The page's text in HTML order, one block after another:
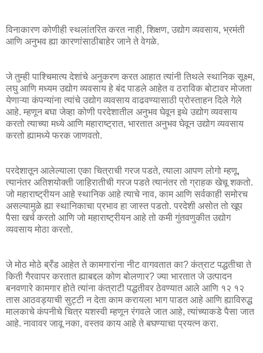
विनाकारण कोणीही स्थलांतरित करत नाही, शिक्षण, उद्योग व्यवसाय, भ्रमंती
आणि अनुभव ह्या कारणांसाठीबाहेर जाने ते वेगळे.
जे तुम्ही पाश्चिमात्य देशांचे अनुकरण करत आहात त्यांनी तिथले स्थानिक सूक्ष्म,
लघु आणि मध्यम उद्योग व्यवसाय हे बंद पाडले आहेत व ठराविक बोटावर मोजता
येणाऱ्या कंपन्यांना त्यांचे उद्योग व्यवसाय वाढवण्यासाठी प्रोस्ताहन दिले गेले
आहे. म्हणून बघा जेव्हा कोणी परदेशातील अनुभव घेवून इथे उद्योग व्यवसाय
करतो त्याच्या मध्ये आणि महाराष्ट्रात, भारतात अनुभव घेवून उद्योग व्यवसाय
करतो ह्यामध्ये फरक जाणवतो.
परदेशातून आलेल्याला एका चित्राची गरज पडते, त्याला आपण लोगो म्हणू,
त्यानंतर अतिशयोक्ती जाहिरातीची गरज पडते त्यानंतर तो ग्राहक खेचू शकतो.
जो महाराष्ट्रीयन आहे स्थानिक आहे त्याचे नाव, काम आणि सर्वकाही समोरच
असल्यामुळे ह्या स्थानिकाचा प्रभाव हा जास्त पडतो. परदेशी असोत तो खूप
पैसा खर्च करतो आणि जो महाराष्ट्रीयन आहे तो कमी गुंतवणुकीत उद्योग
व्यवसाय मोठा करतो.
जे मोठ मोठे ब्रँड आहेत ते कामगारांना नीट वागवतात का? कंत्राट पद्धतीचा ते
किती गैरवापर करतात ह्याबद्दल कोण बोलणार? ज्या भारतात जे उत्पादन
बनवणारे कामगार होते त्यांना कंत्राटी पद्धतीवर ठेवण्यात आले आणि १२ १२
तास आठवड्याची सुट्टी न देता काम करायला भाग पाडत आहे आणि ह्याविरुद्ध
मालकाचे कंपनीचे चित्र यशस्वी म्हणून रंगवले जात आहे, त्यांच्याकडे पैसा जात
आहे. नावावर जावू नका, वस्तव काय आहे ते बघण्याचा प्रयत्न करा.